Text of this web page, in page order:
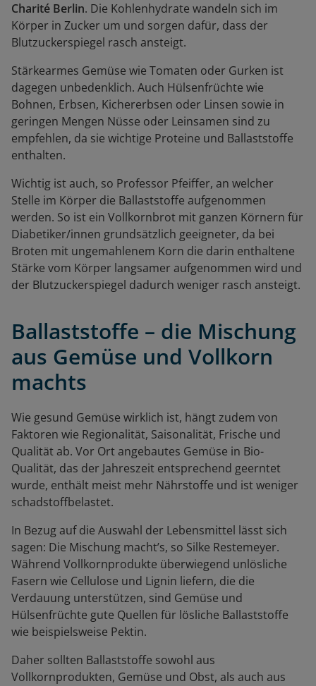
Charité Berlin. Die Kohlenhydrate wandeln sich im
Körper in Zucker um und sorgen dafür, dass der
Blutzuckerspiegel rasch ansteigt.
Stärkearmes Gemüse wie Tomaten oder Gurken ist
dagegen unbedenklich. Auch Hülsenfrüchte wie
Bohnen, Erbsen, Kichererbsen oder Linsen sowie in
geringen Mengen Nüsse oder Leinsamen sind zu
empfehlen, da sie wichtige Proteine und Ballaststoffe
enthalten.
Wichtig ist auch, so Professor Pfeiffer, an welcher
Stelle im Körper die Ballaststoffe aufgenommen
werden. So ist ein Vollkornbrot mit ganzen Körnern für
Diabetiker/innen grundsätzlich geeigneter, da bei
Broten mit ungemahlenem Korn die darin enthaltene
Stärke vom Körper langsamer aufgenommen wird und
der Blutzuckerspiegel dadurch weniger rasch ansteigt.
Ballaststoffe – die Mischung
aus Gemüse und Vollkorn
machts
Wie gesund Gemüse wirklich ist, hängt zudem von
Faktoren wie Regionalität, Saisonalität, Frische und
Qualität ab. Vor Ort angebautes Gemüse in Bio-
Qualität, das der Jahreszeit entsprechend geerntet
wurde, enthält meist mehr Nährstoffe und ist weniger
schadstoffbelastet.
In Bezug auf die Auswahl der Lebensmittel lässt sich
sagen: Die Mischung macht’s, so Silke Restemeyer.
Während Vollkornprodukte überwiegend unlösliche
Fasern wie Cellulose und Lignin liefern, die die
Verdauung unterstützen, sind Gemüse und
Hülsenfrüchte gute Quellen für lösliche Ballaststoffe
wie beispielsweise Pektin.
Daher sollten Ballaststoffe sowohl aus
Vollkornprodukten, Gemüse und Obst, als auch aus